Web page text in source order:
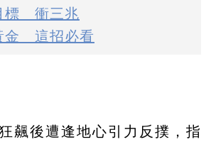
標 衝三兆
金 這招必看
飆後遭逢地心引力反撲，指